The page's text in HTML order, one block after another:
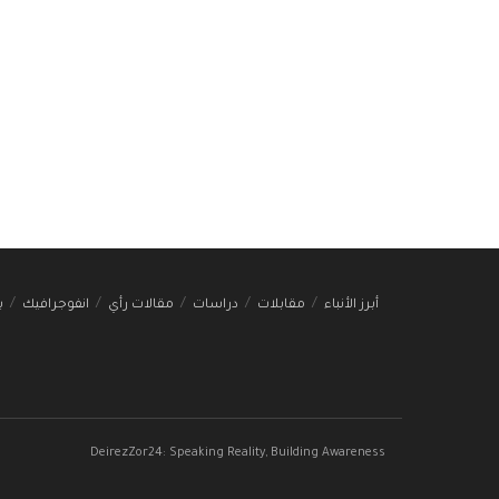
أبرز الأنباء مقابلات دراسات مقالات رأي انفوجرافيك
DeirezZor24: Speaking Reality, Building Awareness